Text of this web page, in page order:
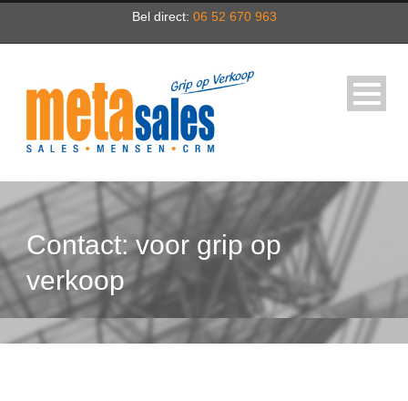
Bel direct: 06 52 670 963
Contact: voor grip op
verkoop